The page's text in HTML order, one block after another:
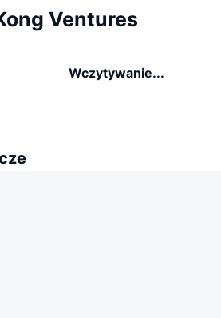
Ventures
Wczytywanie...